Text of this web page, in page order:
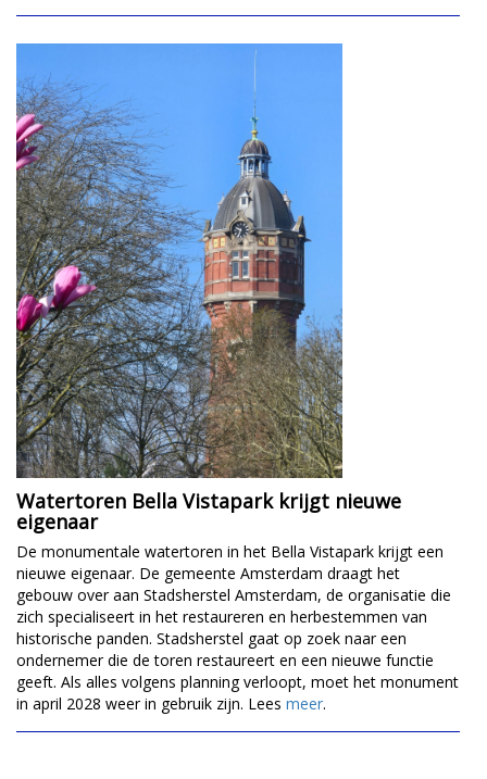
Watertoren Bella Vistapark krijgt nieuwe
eigenaar
De monumentale watertoren in het Bella Vistapark krijgt een
nieuwe eigenaar. De gemeente Amsterdam draagt het
gebouw over aan Stadsherstel Amsterdam, de organisatie die
zich specialiseert in het restaureren en herbestemmen van
historische panden. Stadsherstel gaat op zoek naar een
ondernemer die de toren restaureert en een nieuwe functie
geeft. Als alles volgens planning verloopt, moet het monument
in april 2028 weer in gebruik zijn. Lees meer.